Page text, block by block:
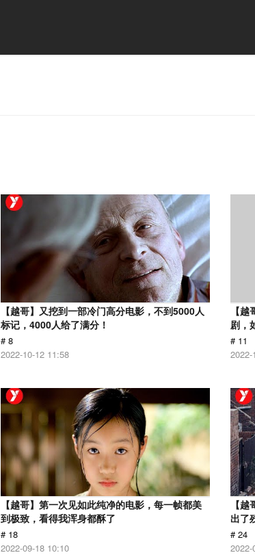
【越哥】又挖到一部冷门高分电影，不到5000人
标记，4000人给了满分！
# 8
2022-10-12 11:58
【
剧，
# 11
2022-
【越哥】第一次见如此纯净的电影，每一帧都美
到极致，看得我浑身都酥了
# 18
2022-09-18 10:10
【
出了
# 24